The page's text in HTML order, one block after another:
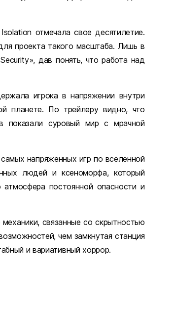
отмечала свое десятилетие.
проекта такого масштаба. Лишь в
дав понять, что работа над
игрока в напряжении внутри
планете. По трейлеру видно, что
показали суровый мир с мрачной
напряженных игр по вселенной
людей и ксеноморфа, который
постоянной опасности и
связанные со скрытностью
чем замкнутая станция
и вариативный хоррор.